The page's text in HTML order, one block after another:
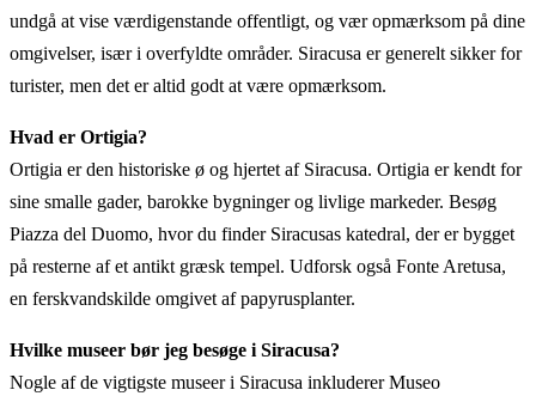
undgå at vise værdigenstande offentligt, og vær opmærksom på dine
omgivelser, især i overfyldte områder. Siracusa er generelt sikker for
turister, men det er altid godt at være opmærksom.
Hvad er Ortigia?
Ortigia er den historiske ø og hjertet af Siracusa. Ortigia er kendt for
sine smalle gader, barokke bygninger og livlige markeder. Besøg
Piazza del Duomo, hvor du finder Siracusas katedral, der er bygget
på resterne af et antikt græsk tempel. Udforsk også Fonte Aretusa,
en ferskvandskilde omgivet af papyrusplanter.
Hvilke museer bør jeg besøge i Siracusa?
Nogle af de vigtigste museer i Siracusa inkluderer Museo